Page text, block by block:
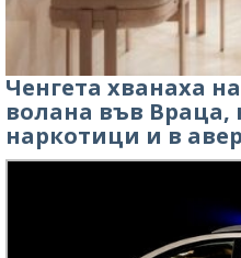
Ченгета хванаха
волана във Враца,
наркотици и в